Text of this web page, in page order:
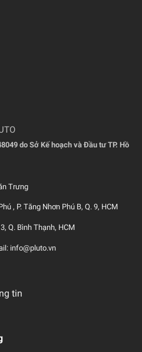
do Sở Kế hoạch và Đầu tư TP. Hồ
Trưng
, P. Tăng Nhơn Phú B, Q. 9, HCM
Q. Bình Thạnh, HCM
info@pluto.vn
tin